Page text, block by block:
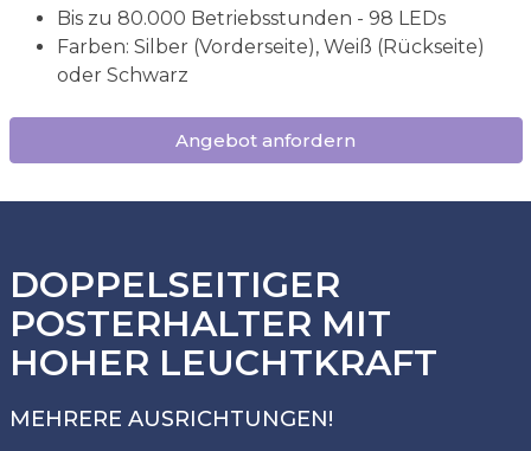
Bis zu 80.000 Betriebsstunden - 98 LEDs
Farben: Silber (Vorderseite), Weiß (Rückseite)
oder Schwarz
Angebot anfordern
DOPPELSEITIGER
POSTERHALTER MIT
HOHER LEUCHTKRAFT
MEHRERE AUSRICHTUNGEN!